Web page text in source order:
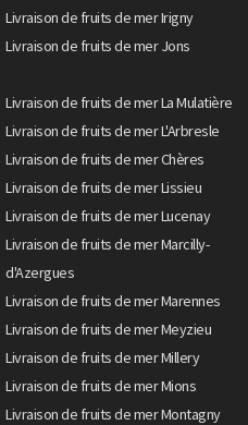
Livraison de fruits de mer Irigny
Livraison de fruits de mer Jons
Livraison de fruits de mer La Mulatière
Livraison de fruits de mer L'Arbresle
Livraison de fruits de mer Chères
Livraison de fruits de mer Lissieu
Livraison de fruits de mer Lucenay
Livraison de fruits de mer Marcilly-
d'Azergues
Livraison de fruits de mer Marennes
Livraison de fruits de mer Meyzieu
Livraison de fruits de mer Millery
Livraison de fruits de mer Mions
Livraison de fruits de mer Montagny